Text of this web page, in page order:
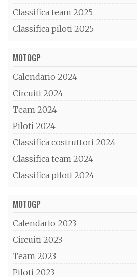
Classifica team 2025
Classifica piloti 2025
MOTOGP
Calendario 2024
Circuiti 2024
Team 2024
Piloti 2024
Classifica costruttori 2024
Classifica team 2024
Classifica piloti 2024
MOTOGP
Calendario 2023
Circuiti 2023
Team 2023
Piloti 2023